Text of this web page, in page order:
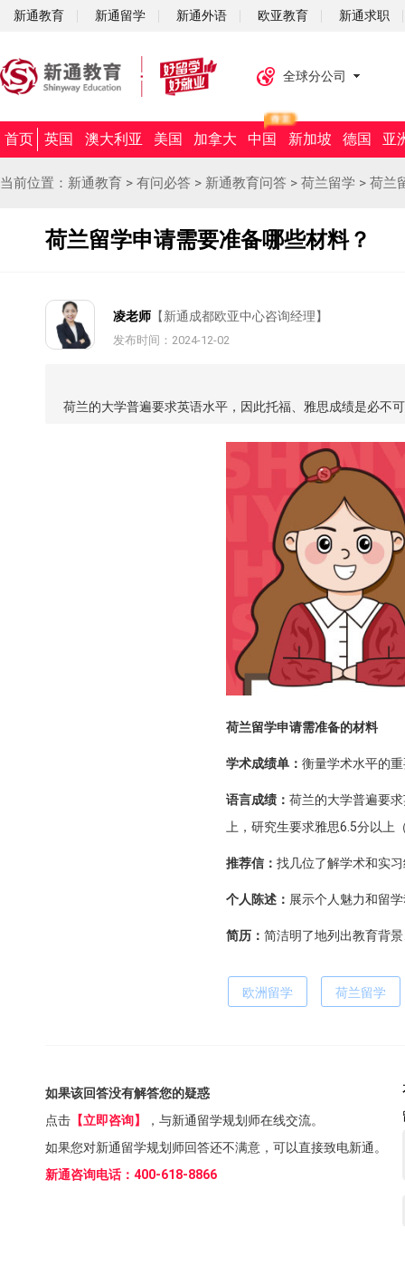
新通教育 新通留学 新通外语 欧亚教育 新通求职
全球分公司
首页 英国 澳大利亚 美国 加拿大 中国 新加坡 德国 亚
当前位置： 新通教育 > 有问必答 > 新通教育问答 > 荷兰留学 > 荷兰
荷兰留学申请需要准备哪些材料？
凌老师 【新通成都欧亚中心咨询经理】
发布时间：2024-12-02
荷兰的大学普遍要求英语水平，因此托福、雅思成绩是必不
荷兰留学申请需准备的材料
学术成绩单： 衡量学术水平的
语言成绩： 荷兰的大学普遍要
上，研究生要求雅思6.5分以上
推荐信： 找几位了解学术和实
个人陈述： 展示个人魅力和留
简历： 简洁明了地列出教育背
欧洲留学 荷兰留学
如果该回答没有解答您的疑惑
点击 【立即咨询】
，与新通留学规划师在线交流。
如果您对新通留学规划师回答还不满意，可以直接致电新通。
新通咨询电话：400-618-8866